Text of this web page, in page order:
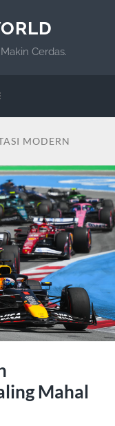
Cerdas.
MODERN
Mahal